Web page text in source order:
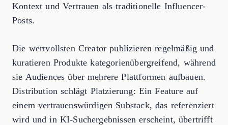
Kontext und Vertrauen als traditionelle Influencer-
Posts.
Die wertvollsten Creator publizieren regelmäßig und
kuratieren Produkte kategorienübergreifend, während
sie Audiences über mehrere Plattformen aufbauen.
Distribution schlägt Platzierung: Ein Feature auf
einem vertrauenswürdigen Substack, das referenziert
wird und in KI-Suchergebnissen erscheint, übertrifft